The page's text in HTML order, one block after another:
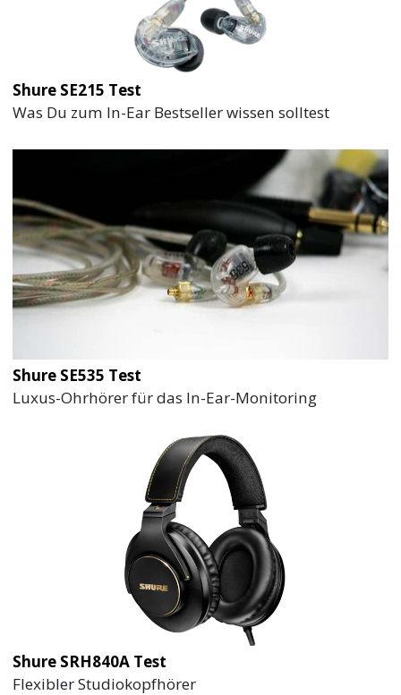
Shure SE215 Test
Was Du zum In-Ear Bestseller wissen solltest
Shure SE535 Test
Luxus-Ohrhörer für das In-Ear-Monitoring
Shure SRH840A Test
Flexibler Studiokopfhörer